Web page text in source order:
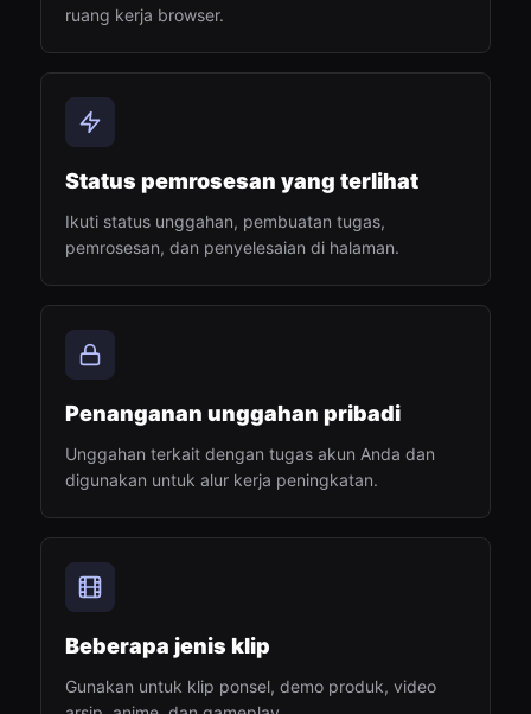
ruang kerja browser.
Status pemrosesan yang terlihat
Ikuti status unggahan, pembuatan tugas,
pemrosesan, dan penyelesaian di halaman.
Penanganan unggahan pribadi
Unggahan terkait dengan tugas akun Anda dan
digunakan untuk alur kerja peningkatan.
Beberapa jenis klip
Gunakan untuk klip ponsel, demo produk, video